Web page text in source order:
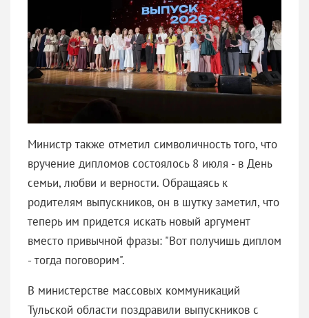
Министр также отметил символичность того, что
вручение дипломов состоялось 8 июля - в День
семьи, любви и верности. Обращаясь к
родителям выпускников, он в шутку заметил, что
теперь им придется искать новый аргумент
вместо привычной фразы: "Вот получишь диплом
- тогда поговорим".
В министерстве массовых коммуникаций
Тульской области поздравили выпускников с